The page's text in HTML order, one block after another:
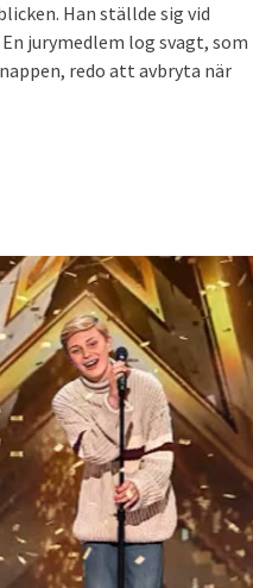
Han ställde sig vid
jurymedlem log svagt, som
redo att avbryta när